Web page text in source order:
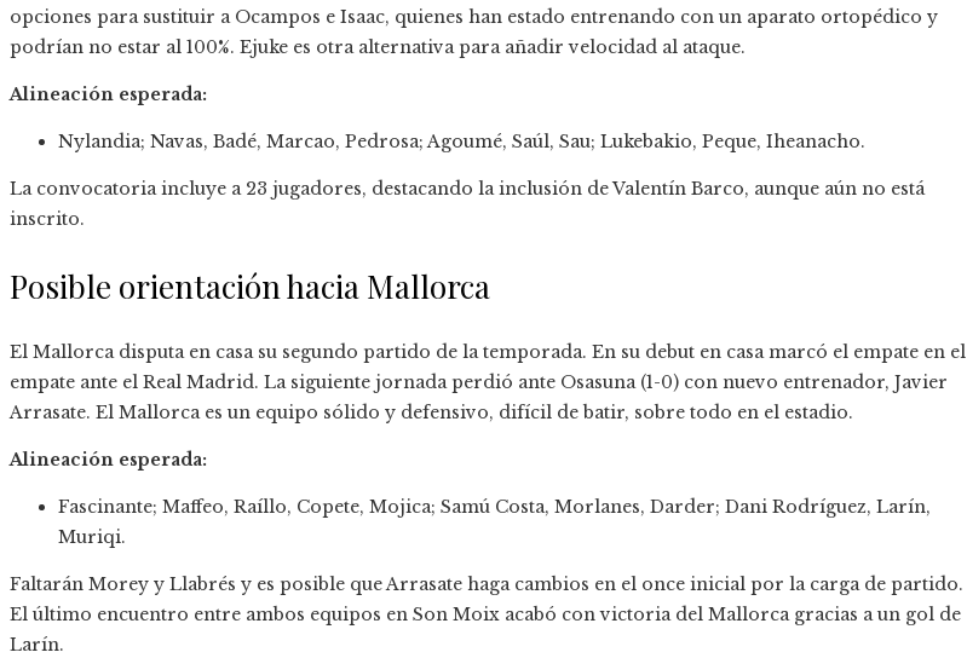
opciones para sustituir a Ocampos e Isaac, quienes han estado entrenando con un aparato ortopédico y
podrían no estar al 100%. Ejuke es otra alternativa para añadir velocidad al ataque.
Alineación esperada:
Nylandia; Navas, Badé, Marcao, Pedrosa; Agoumé, Saúl, Sau; Lukebakio, Peque, Iheanacho.
La convocatoria incluye a 23 jugadores, destacando la inclusión de Valentín Barco, aunque aún no está
inscrito.
Posible orientación hacia Mallorca
El Mallorca disputa en casa su segundo partido de la temporada. En su debut en casa marcó el empate en el
empate ante el Real Madrid. La siguiente jornada perdió ante Osasuna (1-0) con nuevo entrenador, Javier
Arrasate. El Mallorca es un equipo sólido y defensivo, difícil de batir, sobre todo en el estadio.
Alineación esperada:
Fascinante; Maffeo, Raíllo, Copete, Mojica; Samú Costa, Morlanes, Darder; Dani Rodríguez, Larín,
Muriqi.
Faltarán Morey y Llabrés y es posible que Arrasate haga cambios en el once inicial por la carga de partido.
El último encuentro entre ambos equipos en Son Moix acabó con victoria del Mallorca gracias a un gol de
Larín.